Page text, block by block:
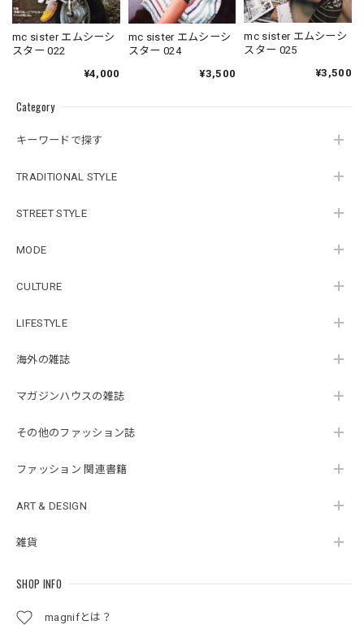
Category
キーワードで探す
TRADITIONAL STYLE
STREET STYLE
MODE
CULTURE
LIFESTYLE
海外の雑誌
マガジンハウスの雑誌
その他のファッション誌
ファッション 関連書籍
ART & DESIGN
雑貨
SHOP INFO
magnifとは？
mc sister エムシーシ
スター 022
¥4,000
mc sister エムシーシ
スター 024
¥3,500
mc sister エムシーシ
スター 025
¥3,500